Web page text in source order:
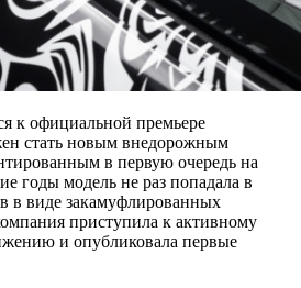
к официальной премьере
стать новым внедорожным
в первую очередь на
модель не раз попадала в
в виде закамуфлированных
приступила к активному
и опубликовала первые